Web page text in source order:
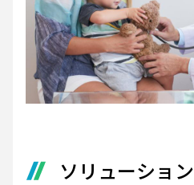
ソリューション